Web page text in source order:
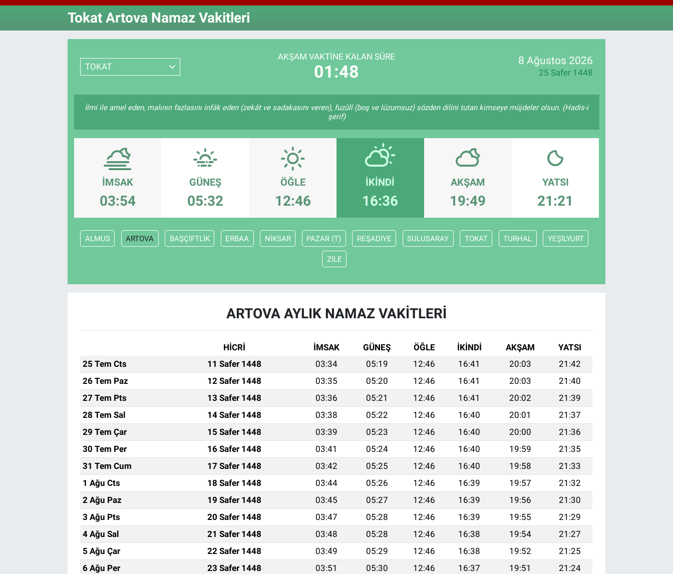
BİST100
13.779
%-14
Tokat Artova Namaz Vakitleri
TOKAT
AKŞAM VAKTINE KALAN SÜRE
01:47
8 Ağustos 2026
25 Safer 1448
İlmi ile amel eden, malının fazlasını infâk eden (zekât ve sadakasını veren), fuzûlî (boş ve lüzumsuz) sözden dilini tutan kimseye müjdeler olsun. (Hadis-i
şerif)
İMSAK
03:54
GÜNEŞ
05:32
ÖĞLE
12:46
İKINDI
16:36
AKŞAM
19:49
YATSI
21:21
ALMUS ARTOVA BAŞÇİFTLİK ERBAA NİKSAR PAZAR (T) REŞADİYE SULUSARAY TOKAT TURHAL YEŞİLYURT
ZİLE
ARTOVA AYLIK NAMAZ VAKITLERI
HİCRİ İMSAK GÜNEŞ ÖĞLE İKINDI AKŞAM
YATSI
25 Tem Cts
11 Safer 1448 03:34 05:19 12:46 16:41 20:03
21:42
26 Tem Paz
12 Safer 1448 03:35 05:20 12:46 16:41 20:03
21:40
27 Tem Pts
13 Safer 1448 03:36 05:21 12:46 16:41 20:02
21:39
28 Tem Sal
14 Safer 1448 03:38 05:22 12:46 16:40 20:01
21:37
29 Tem Çar
15 Safer 1448 03:39 05:23 12:46 16:40 20:00
21:36
30 Tem Per
16 Safer 1448 03:41 05:24 12:46 16:40 19:59
21:35
31 Tem Cum
17 Safer 1448 03:42 05:25 12:46 16:40 19:58
21:33
1 Ağu Cts
18 Safer 1448 03:44 05:26 12:46 16:39 19:57
21:32
2 Ağu Paz
19 Safer 1448 03:45 05:27 12:46 16:39 19:56
21:30
3 Ağu Pts
20 Safer 1448 03:47 05:28 12:46 16:39 19:55
21:29
4 Ağu Sal
21 Safer 1448 03:48 05:28 12:46 16:38 19:54
21:27
5 Ağu Çar
22 Safer 1448 03:49 05:29 12:46 16:38 19:52
21:25
6 Ağu Per
23 Safer 1448 03:51 05:30 12:46 16:37 19:51
21:24
Özel Haberler